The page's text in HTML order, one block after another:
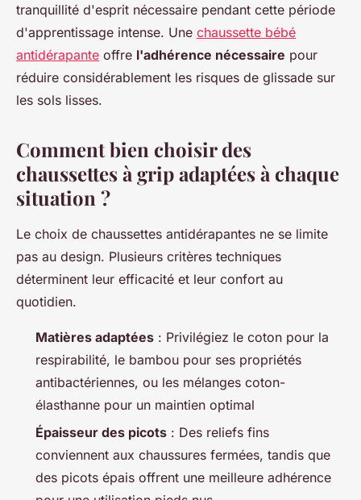
tranquillité d'esprit nécessaire pendant cette période
d'apprentissage intense. Une chaussette bébé
antidérapante offre l'adhérence nécessaire pour
réduire considérablement les risques de glissade sur
les sols lisses.
Comment bien choisir des
chaussettes à grip adaptées à chaque
situation ?
Le choix de chaussettes antidérapantes ne se limite
pas au design. Plusieurs critères techniques
déterminent leur efficacité et leur confort au
quotidien.
Matières adaptées : Privilégiez le coton pour la
respirabilité, le bambou pour ses propriétés
antibactériennes, ou les mélanges coton-
élasthanne pour un maintien optimal
Épaisseur des picots : Des reliefs fins
conviennent aux chaussures fermées, tandis que
des picots épais offrent une meilleure adhérence